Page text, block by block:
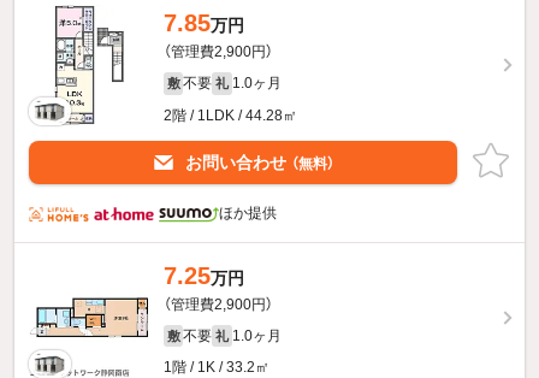
7.85万円
（管理費2,900円）
敷 不要 礼 1.0ヶ月
2階 / 1LDK / 44.28㎡
お問い合わせ （無料）
ほか提供
7.25万円
（管理費2,900円）
敷 不要 礼 1.0ヶ月
1階 / 1K / 33.2㎡